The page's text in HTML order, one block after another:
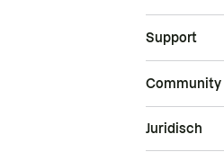
Support
Community
Juridisch